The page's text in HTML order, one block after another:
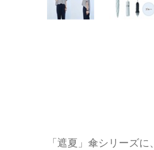
「遮夏」傘シリーズ